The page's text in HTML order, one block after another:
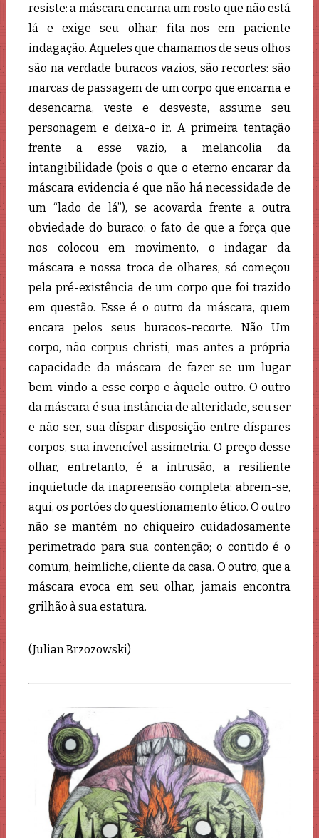
resiste: a máscara encarna um rosto que não está
lá e exige seu olhar, fita-nos em paciente
indagação. Aqueles que chamamos de seus olhos
são na verdade buracos vazios, são recortes: são
marcas de passagem de um corpo que encarna e
desencarna, veste e desveste, assume seu
personagem e deixa-o ir. A primeira tentação
frente a esse vazio, a melancolia da
intangibilidade (pois o que o eterno encarar da
máscara evidencia é que não há necessidade de
um “lado de lá”), se acovarda frente a outra
obviedade do buraco: o fato de que a força que
nos colocou em movimento, o indagar da
máscara e nossa troca de olhares, só começou
pela pré-existência de um corpo que foi trazido
em questão. Esse é o outro da máscara, quem
encara pelos seus buracos-recorte. Não Um
corpo, não corpus christi, mas antes a própria
capacidade da máscara de fazer-se um lugar
bem-vindo a esse corpo e àquele outro. O outro
da máscara é sua instância de alteridade, seu ser
e não ser, sua díspar disposição entre díspares
corpos, sua invencível assimetria. O preço desse
olhar, entretanto, é a intrusão, a resiliente
inquietude da inapreensão completa: abrem-se,
aqui, os portões do questionamento ético. O outro
não se mantém no chiqueiro cuidadosamente
perimetrado para sua contenção; o contido é o
comum, heimliche, cliente da casa. O outro, que a
máscara evoca em seu olhar, jamais encontra
grilhão à sua estatura.
(Julian Brzozowski)